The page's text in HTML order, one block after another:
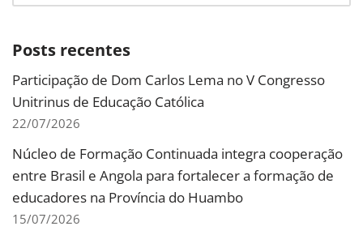
Posts recentes
Participação de Dom Carlos Lema no V Congresso
Unitrinus de Educação Católica
22/07/2026
Núcleo de Formação Continuada integra cooperação
entre Brasil e Angola para fortalecer a formação de
educadores na Província do Huambo
15/07/2026